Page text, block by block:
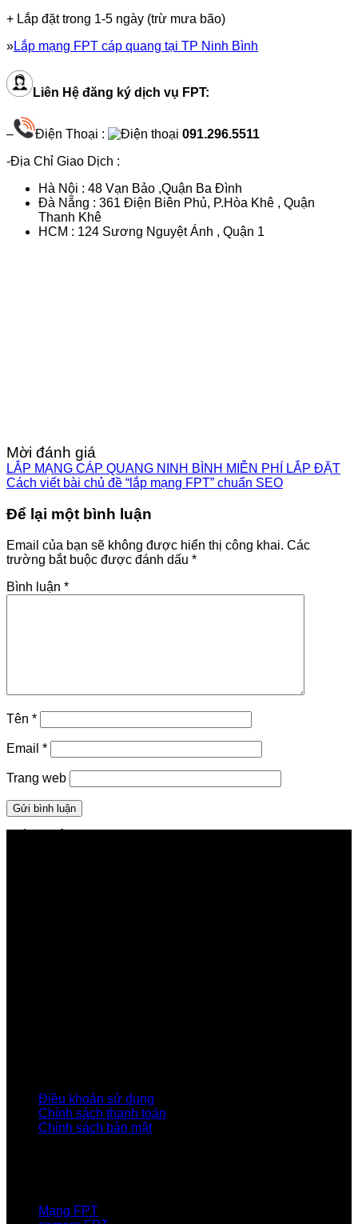
+ Lắp đặt trong 1-5 ngày (trừ mưa bão)
»Lắp mạng FPT cáp quang tại TP Ninh Bình
Liên Hệ đăng ký dịch vụ FPT:
– Điện Thoại :
091.296.5511
-Địa Chỉ Giao Dịch :
Hà Nội : 48 Vạn Bảo ,Quận Ba Đình
Đà Nẵng : 361 Điện Biên Phủ, P.Hòa Khê , Quận
Thanh Khê
HCM : 124 Sương Nguyệt Ánh , Quận 1
Mời đánh giá
LẮP MẠNG CÁP QUANG NINH BÌNH MIỄN PHÍ LẮP ĐẶT
Cách viết bài chủ đề “lắp mạng FPT” chuẩn SEO
Để lại một bình luận
Email của bạn sẽ không được hiển thị công khai. Các
trường bắt buộc được đánh dấu *
Bình luận *
Tên *
Email *
Trang web
Điều khoản sử dụng
Chính sách thanh toán
Chính sách bảo mật
Mạng FPT